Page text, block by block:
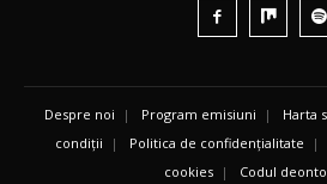
Despre noi | Program emisiuni | Harta
condiții | Politica de confidențialitate |
cookies | Codul